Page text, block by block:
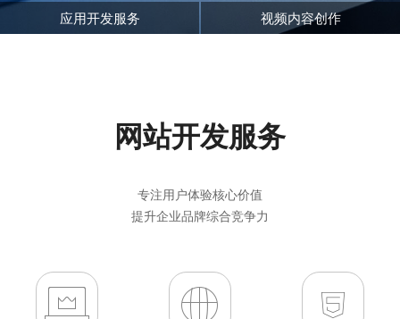
应用开发服务
视频内容创作
网站开发服务
专注用户体验核心价值
提升企业品牌综合竞争力